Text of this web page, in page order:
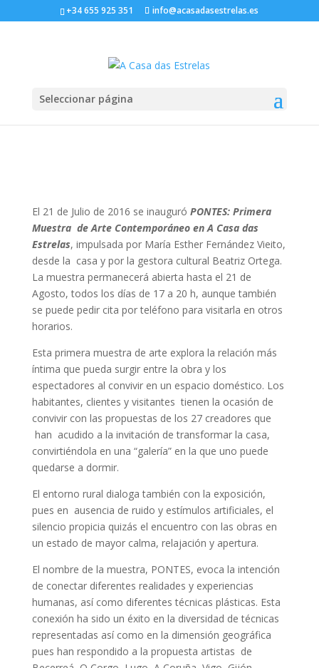
+34 655 925 351 info@acasadasestrelas.es
Seleccionar página
PONTES: Arte
Contemporáneo
porA Casa das Estrelas
El 21 de Julio de 2016 se inauguró PONTES: Primera
Muestra de Arte Contemporáneo en A Casa das
Estrelas, impulsada por María Esther Fernández Vieito,
desde la casa y por la gestora cultural Beatriz Ortega.
La muestra permanecerá abierta hasta el 21 de
Agosto, todos los días de 17 a 20 h, aunque también
se puede pedir cita por teléfono para visitarla en otros
horarios.
Esta primera muestra de arte explora la relación más
íntima que pueda surgir entre la obra y los
espectadores al convivir en un espacio doméstico. Los
habitantes, clientes y visitantes tienen la ocasión de
convivir con las propuestas de los 27 creadores que
han acudido a la invitación de transformar la casa,
convirtiéndola en una “galería” en la que uno puede
quedarse a dormir.
El entorno rural dialoga también con la exposición,
pues en ausencia de ruido y estímulos artificiales, el
silencio propicia quizás el encuentro con las obras en
un estado de mayor calma, relajación y apertura.
El nombre de la muestra, PONTES, evoca la intención
de conectar diferentes realidades y experiencias
humanas, así como diferentes técnicas plásticas. Esta
conexión ha sido un éxito en la diversidad de técnicas
representadas así como en la dimensión geográfica
pues han respondido a la propuesta artistas de